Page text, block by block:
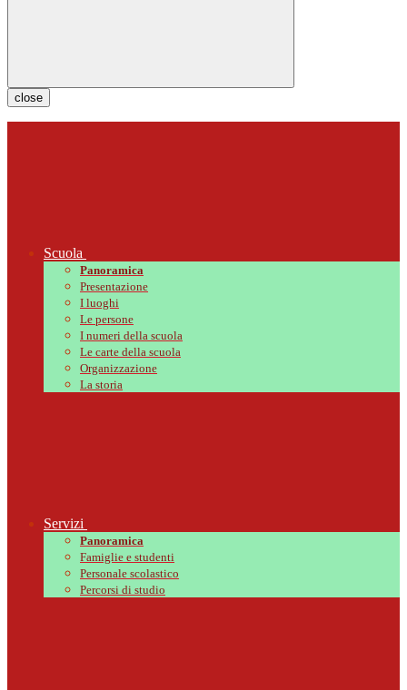
close
Scuola
Panoramica
Presentazione
I luoghi
Le persone
I numeri della scuola
Le carte della scuola
Organizzazione
La storia
Servizi
Panoramica
Famiglie e studenti
Personale scolastico
Percorsi di studio